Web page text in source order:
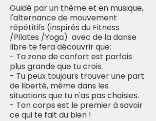
Guidé par un thème et en musique,
l'alternance de mouvement
répétitifs (inspirés du Fitness
/Pilates /Yoga) avec de la danse
libre te fera découvrir que:
- Ta zone de confort est parfois
plus grande que tu crois.
- Tu peux toujours trouver une part
de liberté, même dans les
situations que tu n'as pas choisies.
- Ton corps est le premier à savoir
ce qui te fait du bien !